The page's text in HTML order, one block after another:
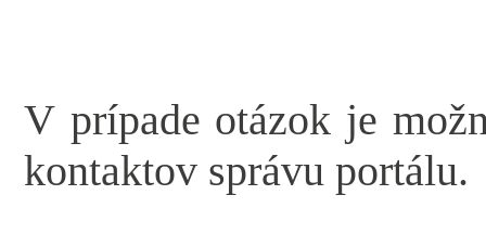
V prípade otázok je
kontaktov správu portálu.